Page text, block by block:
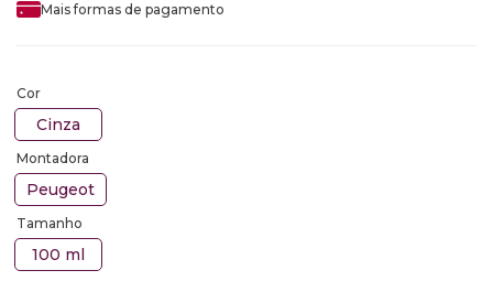
Mais formas de pagamento
Cor
Cinza
Montadora
Peugeot
Tamanho
100 ml